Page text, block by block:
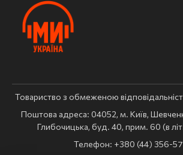
Товариство з обмеженою
Поштова адреса: 04052, м. Київ,
Глибочицька, буд. 40, прим. 60 (в
Телефон: +380 (44) 356-